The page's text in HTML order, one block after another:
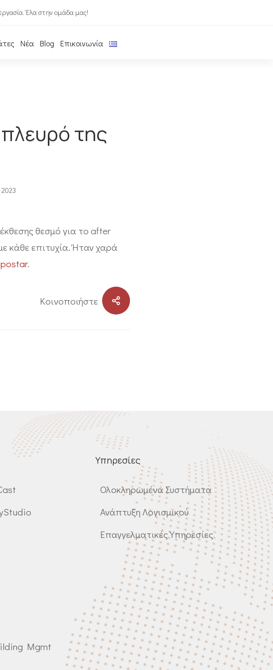
Έλα στην ομάδα μας!
Νέα Blog Επικοινωνία
της
θεσμό για το after
κάθε επιτυχία. Ήταν χαρά
.
Kοινοποιήστε
Mgmt
Υπηρεσίες
Ολοκληρωμένα Συστήματα
Ανάπτυξη Λογισμικού
Επαγγελματικές Υπηρεσίες